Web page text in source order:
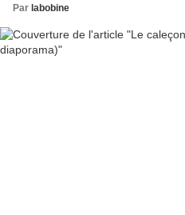
Par labobine